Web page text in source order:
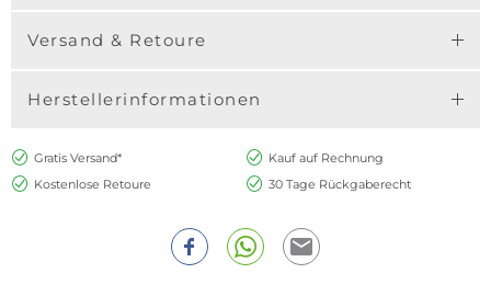
Versand & Retoure
Herstellerinformationen
Gratis Versand*
Kauf auf Rechnung
Kostenlose Retoure
30 Tage Rückgaberecht